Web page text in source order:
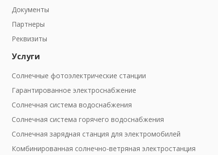
Документы
Партнеры
Реквизиты
Услуги
Солнечные фотоэлектрические станции
Гарантированное электроснабжение
Солнечная система водоснабжения
Солнечная система горячего водоснабжения
Солнечная зарядная станция для электромобилей
Комбинированная солнечно-ветряная электростанция